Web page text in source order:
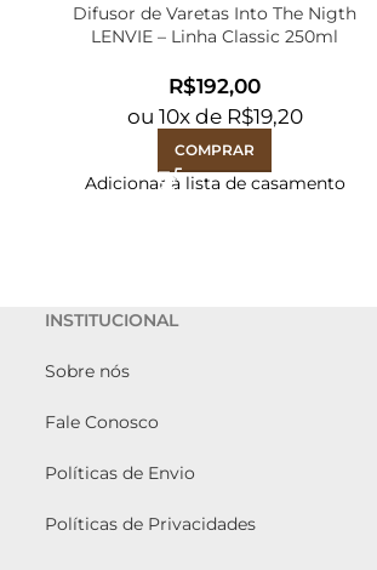
Difusor de Varetas Into The Nigth
LENVIE – Linha Classic 250ml
R$
ou 10x de R$19,20
COMPRAR
Adicionar à lista de casamento
INSTITUCIONAL
Sobre nós
Fale Conosco
Políticas de Envio
Políticas de Privacidades